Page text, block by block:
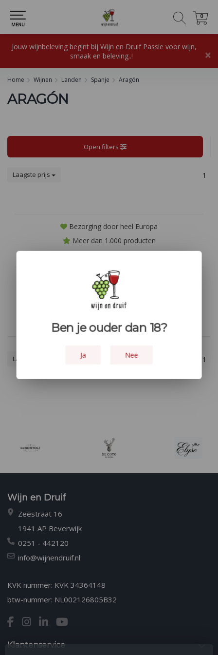
0
0
MENU
Jouw wijnbeleving begint bij Wijn en Druif Passie voor wijn,
smaak en beleving..!
×
Home Wijnen Landen Spanje Aragón
ARAGÓN
Open filters
Laagste prijs 1
Bezorging door heel Europa
Meer dan 1.000 producten
Geen producten gevonden!...
Laagste prijs 1
Wijn en Druif
Zeestraat 16
1941 AP Beverwijk
0251 - 442120
info@wijnendruif.nl
KVK nummer: KVK 34364148
btw-nummer: NL002126805B32
Klantenservice
Ben je ouder dan 18?
Ja Nee